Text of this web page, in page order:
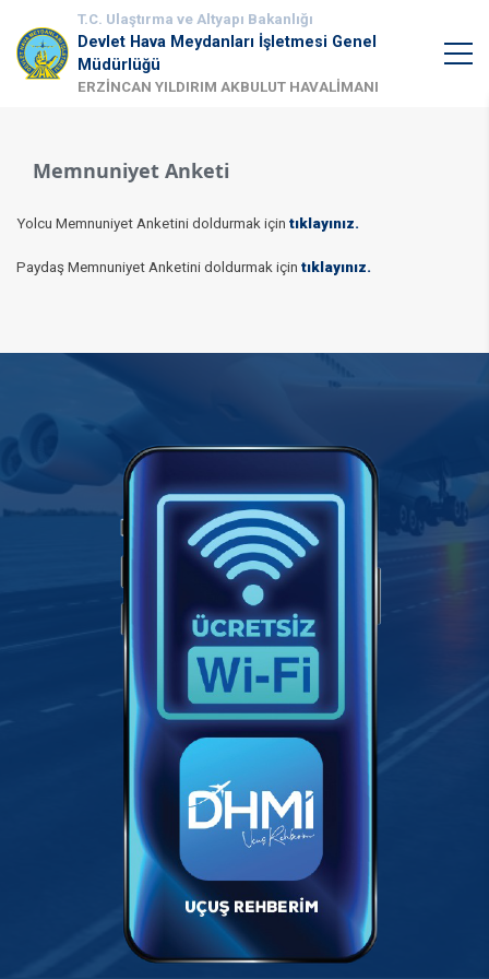
T.C. Ulaştırma ve Altyapı Bakanlığı
Devlet Hava Meydanları İşletmesi Genel
Müdürlüğü
ERZİNCAN YILDIRIM AKBULUT HAVALİMANI
Memnuniyet Anketi
Yolcu Memnuniyet Anketini doldurmak için tıklayınız.​​
Paydaş Memnuniyet Anketini doldurmak için tıklayınız.​​​​